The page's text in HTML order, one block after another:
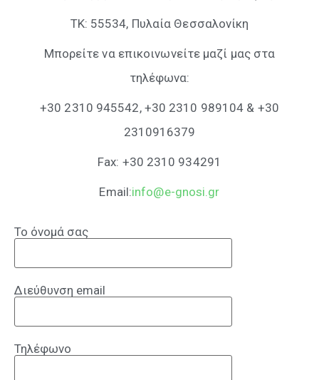
ΤΚ: 55534, Πυλαία Θεσσαλονίκη
Μπορείτε να επικοινωνείτε μαζί μας στα
τηλέφωνα:
+30 2310 945542, +30 2310 989104 & +30
2310916379
Fax: +30 2310 934291
Email:info@e-gnosi.gr
Το όνομά σας
Διεύθυνση email
Τηλέφωνο